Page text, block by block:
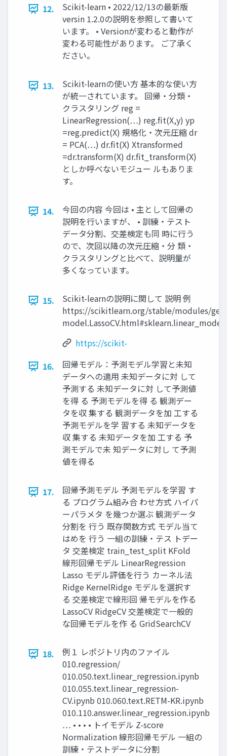
12.
Scikit-learn • 2022/12/13の最新版
versin 1.2.0の説明を参照して書いて
います。 • Versionが変わると動作が
変わる可能性があります。 ご了承く
ださい。
13.
Scikit-learnの使い方 基本的な使い方
が統一されています。 回帰・分類・
クラスタリング reg =
LinearRegression(…) reg.fit(X,y) yp
=reg.predict(X) 規格化・次元圧縮 dr
= PCA(…) dr.fit(X) Xtransformed
=dr.transform(X) dr.fit_transform(X)
としか呼べないモジュー ルもありま
す。
14.
今回の内容 今回は • 主として回帰の
説明を行いますが、 • 訓練・テスト
データ分割、交差検定も同 時に行う
ので、次回以降の次元圧縮・分 類・
クラスタリングと比べて、説明量が
多くなっています。
15.
Scikit-learnの説明に関して 説明 例
https://scikitlearn.org/stable/modules/
https://scikit-
16.
回帰モデル：予測モデル学習と未知
データへの適用 未知データに対 して
予測する 未知データに対 して予測値
を得 る 予測モデルを得 る 観測デー
タを収 集する 観測データを加 工する
予測モデルを学 習する 未知データを
収 集する 未知データを加 工する 予
測モデルで未 知データに対し て予測
値を得る
17.
回帰予測モデル 予測モデルを学習 す
る プログラム組み合 わせ方式 ハイパ
ーパラメタ を幾つか選ぶ 観測データ
分割を 行う 既存関数方式 モデル当て
はめを 行う 一組の訓練・テス トデー
タ 交差検定 train_test_split KFold
線形回帰モデル LinearRegression
Lasso モデル評価を行う カーネル法
Ridge KernelRidge モデルを選択す
る 交差検定で線形回 帰モデルを作る
LassoCV RidgeCV 交差検定で一般的
な回帰モデルを作 る GridSearchCV
18.
例１ レポジトリ内のファイル
010.regression/
010.050.text.linear_regression.ipynb
010.055.text.linear_regression-
CV.ipynb 010.060.text.RETM-KR.ipynb
010.110.answer.linear_regression.ipynb
… • • • • トイモデル Z-score
Normalization 線形回帰モデル 一組の
訓練・テストデータに分割